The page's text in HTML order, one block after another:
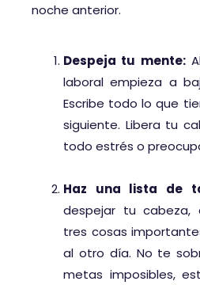
noche anterior.
Despeja tu mente:
laboral empieza a
Escribe todo lo que
siguiente. Libera tu
todo estrés o
Haz una lista de
despejar tu cabeza,
tres cosas
al otro día. No te
metas imposibles,